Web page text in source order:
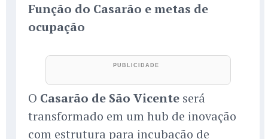
Função do Casarão e metas de
ocupação
O Casarão de São Vicente será
transformado em um hub de inovação
com estrutura para incubação de